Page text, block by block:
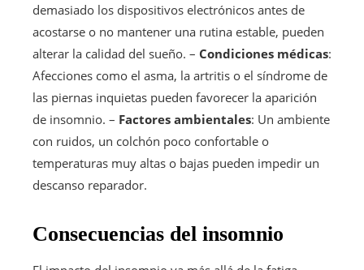
demasiado los dispositivos electrónicos antes de
acostarse o no mantener una rutina estable, pueden
alterar la calidad del sueño. – Condiciones médicas:
Afecciones como el asma, la artritis o el síndrome de
las piernas inquietas pueden favorecer la aparición
de insomnio. – Factores ambientales: Un ambiente
con ruidos, un colchón poco confortable o
temperaturas muy altas o bajas pueden impedir un
descanso reparador.
Consecuencias del insomnio